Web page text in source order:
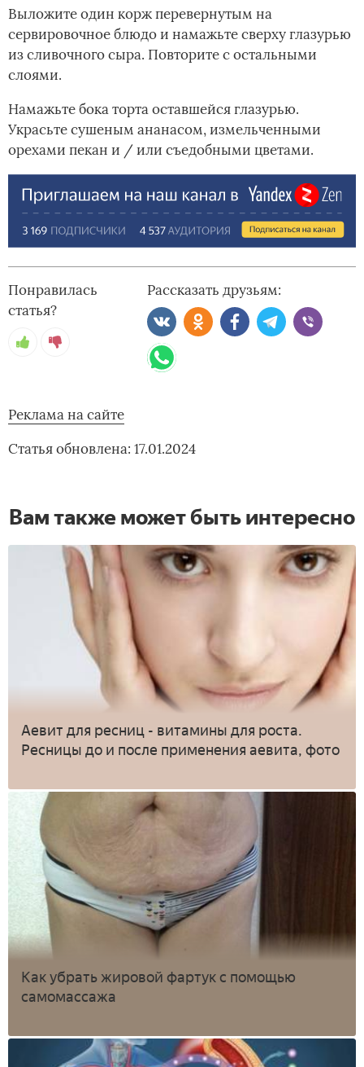
Выложите один корж перевернутым на
сервировочное блюдо и намажьте сверху глазурью
из сливочного сыра. Повторите с остальными
слоями.
Намажьте бока торта оставшейся глазурью.
Украсьте сушеным ананасом, измельченными
орехами пекан и / или съедобными цветами.
Понравилась
статья?
Рассказать друзьям:
Реклама на сайте
Статья обновлена: 17.01.2024
Вам также может быть интересно
Аевит для ресниц - витамины для роста.
Ресницы до и после применения аевита, фото
Как убрать жировой фартук с помощью
самомассажа